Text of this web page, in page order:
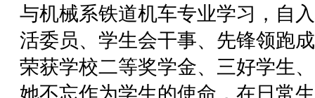
与机械系铁道机车专业学习，自
活委员、学生会干事、先锋领跑
荣获学校二等奖学金、三好学生
她不忘作为学生的使命，在日常